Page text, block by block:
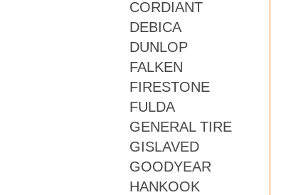
CORDIANT
DEBICA
DUNLOP
FALKEN
FIRESTONE
FULDA
GENERAL TIRE
GISLAVED
GOODYEAR
HANKOOK